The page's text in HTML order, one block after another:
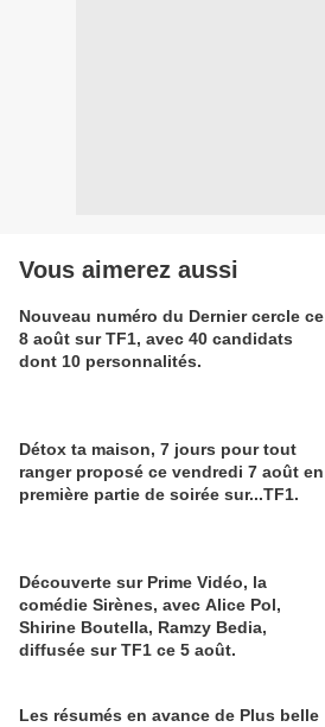
Vous aimerez aussi
Nouveau numéro du Dernier cercle ce
8 août sur TF1, avec 40 candidats
dont 10 personnalités.
Détox ta maison, 7 jours pour tout
ranger proposé ce vendredi 7 août en
première partie de soirée sur...TF1.
Découverte sur Prime Vidéo, la
comédie Sirènes, avec Alice Pol,
Shirine Boutella, Ramzy Bedia,
diffusée sur TF1 ce 5 août.
Les résumés en avance de Plus belle